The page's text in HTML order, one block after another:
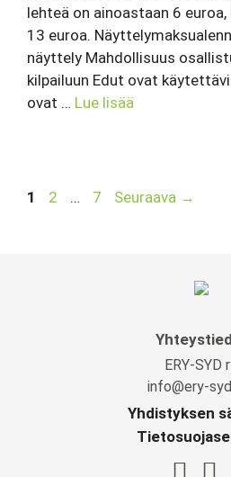
lehteä on ainoastaan 6
13 euroa.
näyttely Mahdollisuus
kilpailuun Edut ovat
ovat … Lue lisää
Sivu
1 Sivu
2 … Sivu
7 Seuraava →
ERY-SYD
info@ery-
Yhdistyksen